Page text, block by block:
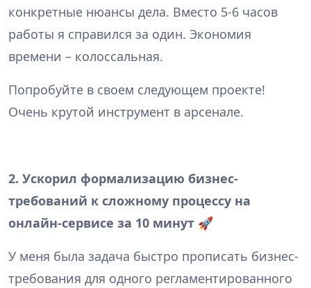
конкретные нюансы дела. Вместо 5-6 часов
работы я справился за один. Экономия
времени – колоссальная.
Попробуйте в своем следующем проекте!
Очень крутой инструмент в арсенале.
2. Ускорил формализацию бизнес-
требований к сложному процессу на
онлайн-сервисе за 10 минут 🚀
У меня была задача быстро прописать бизнес-
требования для одного регламентированного